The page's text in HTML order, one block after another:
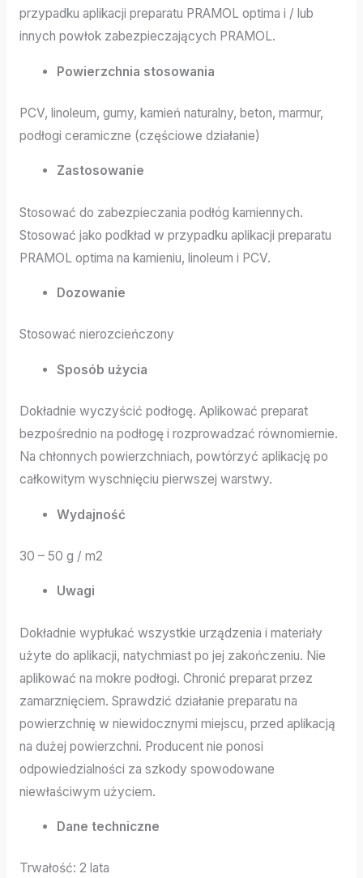
przypadku aplikacji preparatu PRAMOL optima i / lub
innych powłok zabezpieczających PRAMOL.
Powierzchnia stosowania
PCV, linoleum, gumy, kamień naturalny, beton, marmur,
podłogi ceramiczne (częściowe działanie)
Zastosowanie
Stosować do zabezpieczania podłóg kamiennych.
Stosować jako podkład w przypadku aplikacji preparatu
PRAMOL optima na kamieniu, linoleum i PCV.
Dozowanie
Stosować nierozcieńczony
Sposób użycia
Dokładnie wyczyścić podłogę. Aplikować preparat
bezpośrednio na podłogę i rozprowadzać równomiernie.
Na chłonnych powierzchniach, powtórzyć aplikację po
całkowitym wyschnięciu pierwszej warstwy.
Wydajność
30 – 50 g / m2
Uwagi
Dokładnie wypłukać wszystkie urządzenia i materiały
użyte do aplikacji, natychmiast po jej zakończeniu. Nie
aplikować na mokre podłogi. Chronić preparat przez
zamarznięciem. Sprawdzić działanie preparatu na
powierzchnię w niewidocznymi miejscu, przed aplikacją
na dużej powierzchni. Producent nie ponosi
odpowiedzialności za szkody spowodowane
niewłaściwym użyciem.
Dane techniczne
Trwałość: 2 lata